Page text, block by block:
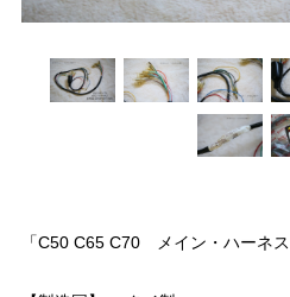
「C50 C65 C70 メイン・ハーネ